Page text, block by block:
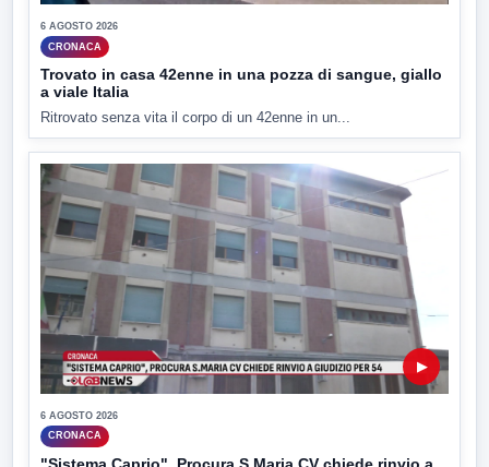
6 AGOSTO 2026
CRONACA
Trovato in casa 42enne in una pozza di sangue, giallo
a viale Italia
Ritrovato senza vita il corpo di un 42enne in un...
▶
6 AGOSTO 2026
CRONACA
"Sistema Caprio", Procura S.Maria CV chiede rinvio a